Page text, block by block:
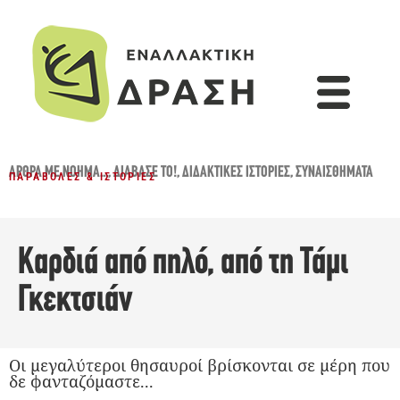
ΆΡΘΡΑ ΜΕ ΝΌΗΜΑ...,ΔΙΆΒΑΣΈ ΤΟ!,ΔΙΔΑΚΤΙΚΈΣ ΙΣΤΟΡΊΕΣ,ΣΥΝΑΙΣΘΉΜΑΤΑ
ΠΑΡΑΒΟΛΈΣ & ΙΣΤΟΡΊΕΣ
Καρδιά από πηλό, από τη Τάμι
Γκεκτσιάν
Οι μεγαλύτεροι θησαυροί βρίσκονται σε μέρη που
δε φανταζόμαστε...